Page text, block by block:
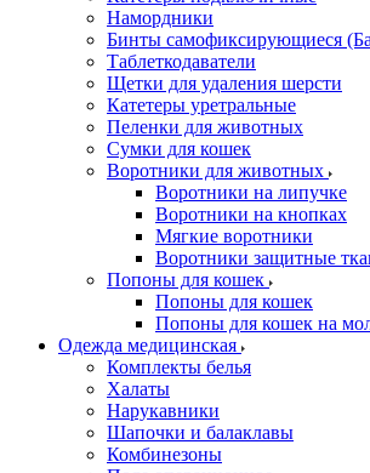
Намордники
Бинты самофиксирующиеся
Таблеткодаватели
Щетки для удаления шерсти
Катетеры уретральные
Пеленки для животных
Сумки для кошек
Воротники для животных
Воротники на липучке
Воротники на кнопках
Мягкие воротники
Воротники защитные
Попоны для кошек
Попоны для кошек
Попоны для кошек на
Одежда медицинская
Комплекты белья
Халаты
Нарукавники
Шапочки и балаклавы
Комбинезоны